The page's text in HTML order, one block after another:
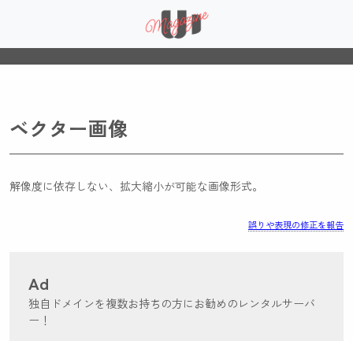
ベクター画像
解像度に依存しない、拡大縮小が可能な画像形式。
誤りや表現の修正を報告
Ad
独自ドメインを複数お持ちの方にお勧めのレンタルサーバ
ー！